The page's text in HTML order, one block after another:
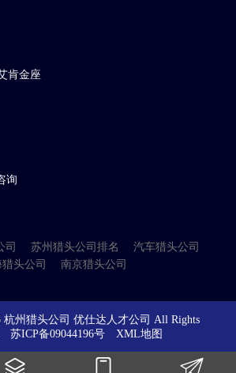
肯金座
询
司 苏州猎头公司排名
汽车猎头公司
头公司 南京猎头公司
杭州猎头公司 优仕达人才公司 All Rights
苏ICP备09044196号 XML地图